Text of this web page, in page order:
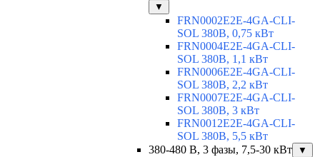
▼
FRN0002E2E-4GA-CLI-
SOL 380В, 0,75 кВт
FRN0004E2E-4GA-CLI-
SOL 380В, 1,1 кВт
FRN0006E2E-4GA-CLI-
SOL 380В, 2,2 кВт
FRN0007E2E-4GA-CLI-
SOL 380В, 3 кВт
FRN0012E2E-4GA-CLI-
SOL 380В, 5,5 кВт
380-480 В, 3 фазы, 7,5-30 кВт
▼